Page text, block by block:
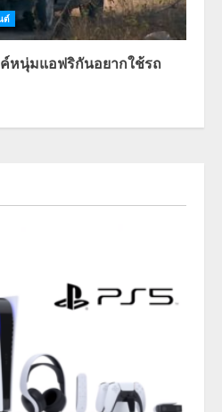
ต์
ค์หนุ่มแอฟริกันอยากใช้รถ